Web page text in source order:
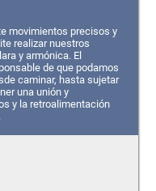
movimientos precisos y
realizar nuestros
y armónica. El
de que podamos
caminar, hasta sujetar
una unión y
y la retroalimentación